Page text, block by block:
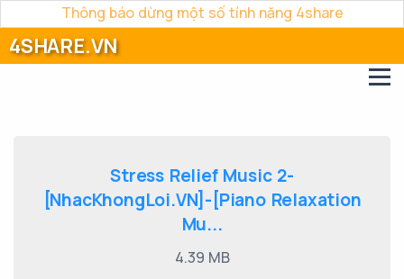
Thông báo dừng một số tính năng 4share
4SHARE.VN
Stress Relief Music 2-
[NhacKhongLoi.VN]-[Piano Relaxation
Mu...
4.39 MB